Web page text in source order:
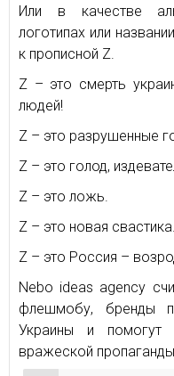
Или в качестве
логотипах или
к прописной Z.
Z – это смерть
людей!
Z – это разрушенные
Z – это голод,
Z – это ложь.
Z – это новая свастика.
Z – это Россия –
Nebo ideas agency
флешмобу, бренды
Украины и помогут
вражеской